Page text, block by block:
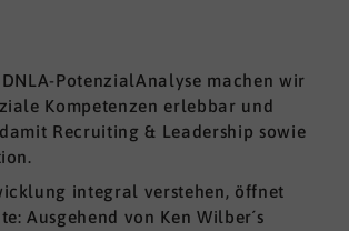
PotenzialAnalyse machen wir
Kompetenzen erlebbar und
Recruiting & Leadership sowie
integral verstehen, öffnet
Ausgehend von Ken Wilber´s